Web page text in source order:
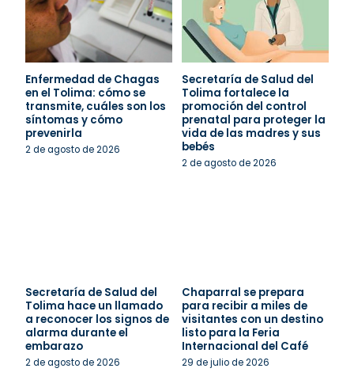
Enfermedad de Chagas
en el Tolima: cómo se
transmite, cuáles son los
síntomas y cómo
prevenirla
2 de agosto de 2026
Secretaría de Salud del
Tolima fortalece la
promoción del control
prenatal para proteger la
vida de las madres y sus
bebés
2 de agosto de 2026
Secretaría de Salud del
Tolima hace un llamado
a reconocer los signos de
alarma durante el
embarazo
2 de agosto de 2026
Chaparral se prepara
para recibir a miles de
visitantes con un destino
listo para la Feria
Internacional del Café
29 de julio de 2026